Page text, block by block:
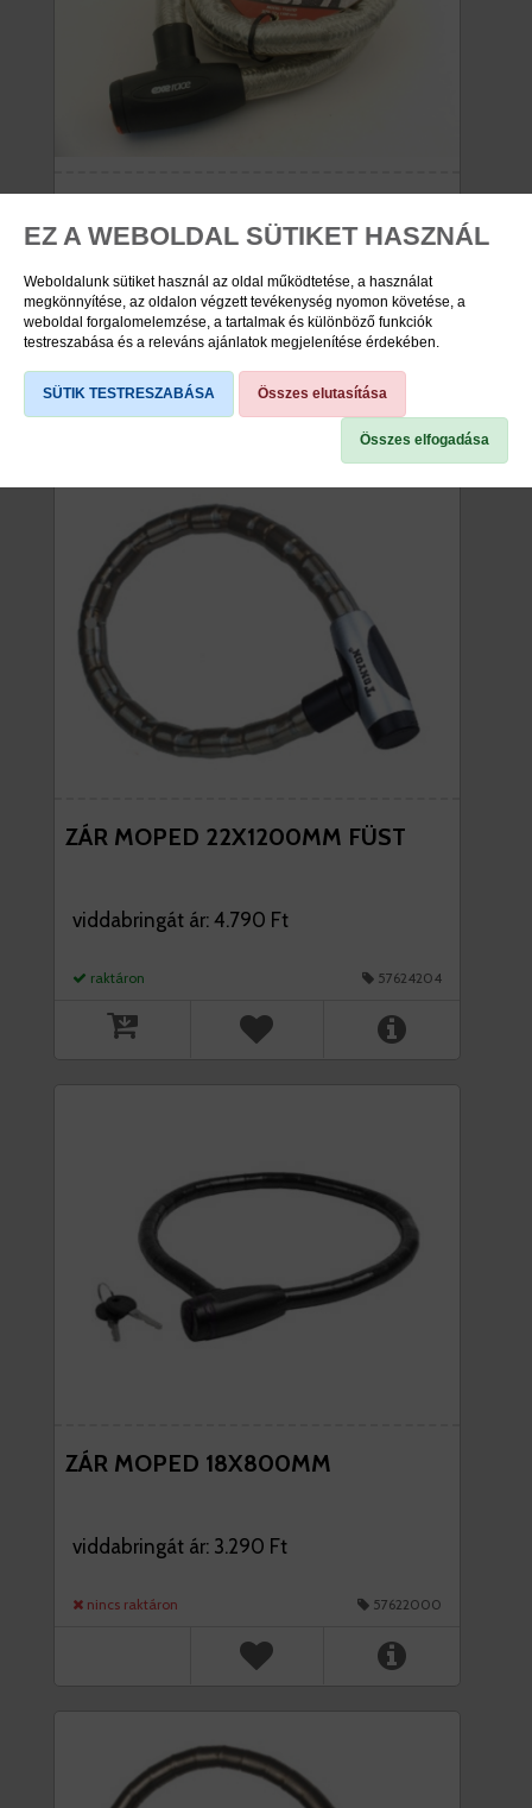
EZ A WEBOLDAL SÜTIKET HASZNÁL
Weboldalunk sütiket használ az oldal működtetése, a használat
megkönnyítése, az oldalon végzett tevékenység nyomon követése, a
weboldal forgalomelemzése, a tartalmak és különböző funkciók
testreszabása és a releváns ajánlatok megjelenítése érdekében.
SÜTIK TESTRESZABÁSA Összes elutasítása
Összes elfogadása
viddabringát ár: 5.870 Ft
raktáron 57624311
ZÁR MOPED 22X1200MM FÜST
viddabringát ár: 4.790 Ft
raktáron 57624204
ZÁR MOPED 18X800MM
viddabringát ár: 3.290 Ft
nincs raktáron 57622000